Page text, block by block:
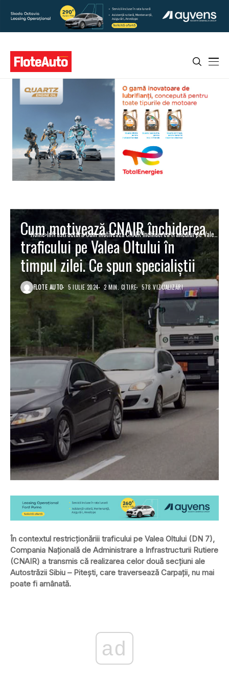
Home Infrastructură Cum motivează CNAIR închiderea traficului pe Valea
Oltului în timpul zilei. Ce spun specialiștii
Cum motivează CNAIR închiderea
traficului pe Valea Oltului în
timpul zilei. Ce spun specialiștii
FLOTE AUTO 5 IULIE 2024 2 MIN. CITIRE 578 VIZUALIZĂRI
În contextul restricționăriii traficului pe Valea Oltului (DN 7),
Compania Națională de Administrare a Infrastructurii Rutiere
(CNAIR) a transmis că realizarea celor două secţiuni ale
Autostrăzii Sibiu – Pitești, care traversează Carpaţii, nu mai
poate fi amânată.
ad